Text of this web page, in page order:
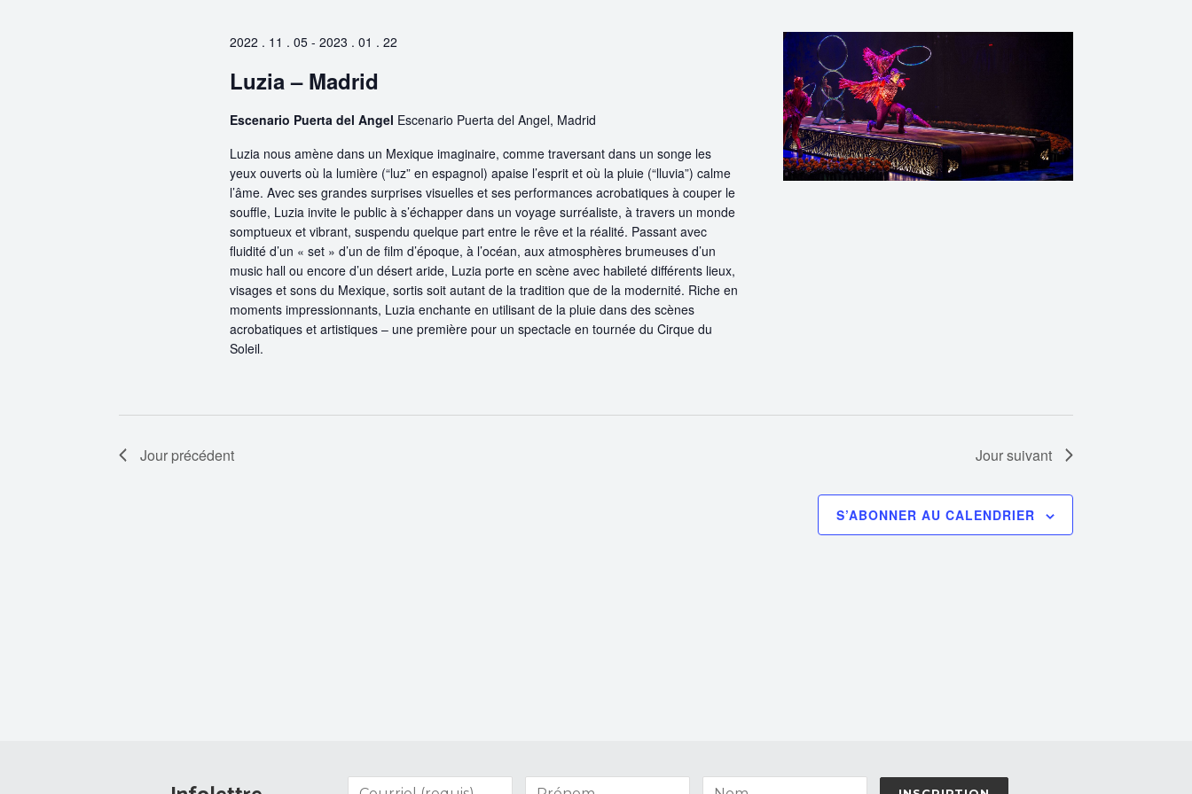
2022 . 11 . 05- 2023 . 01 . 22
Luzia – Madrid
Escenario Puerta del Angel Escenario Puerta del Angel, Madrid
Luzia nous amène dans un Mexique imaginaire, comme traversant dans un songe les
yeux ouverts où la lumière (“luz” en espagnol) apaise l’esprit et où la pluie (“lluvia”) calme
l’âme. Avec ses grandes surprises visuelles et ses performances acrobatiques à couper le
souffle, Luzia invite le public à s’échapper dans un voyage surréaliste, à travers un monde
somptueux et vibrant, suspendu quelque part entre le rêve et la réalité. Passant avec
fluidité d’un « set » d’un de film d’époque, à l’océan, aux atmosphères brumeuses d’un
music hall ou encore d’un désert aride, Luzia porte en scène avec habileté différents lieux,
visages et sons du Mexique, sortis soit autant de la tradition que de la modernité. Riche en
moments impressionnants, Luzia enchante en utilisant de la pluie dans des scènes
acrobatiques et artistiques – une première pour un spectacle en tournée du Cirque du
Soleil.
Jour précédent Jour suivant
S’ABONNER AU CALENDRIER